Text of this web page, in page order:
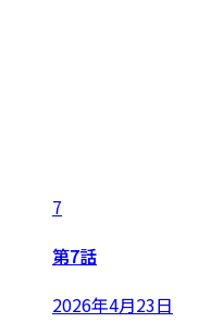
7
第7話
2026年4月23日